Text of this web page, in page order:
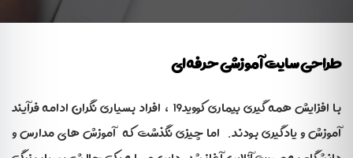
طراحی سایت آموزشی حرفه ای
با افزایش همه گیری بیماری کووید19 ، افراد بسیاری نگران ادامه فرآیند
آموزش و یادگیری بودند. اما چیزی نگذشت که آموزش های مدارس و